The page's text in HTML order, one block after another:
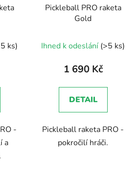
ks)
-
a
Pickleball PRO raketa
Gold
Ihned k odeslání (>5 ks)
1 690 Kč
DETAIL
Pickleball raketa PRO -
pokročilí hráči.